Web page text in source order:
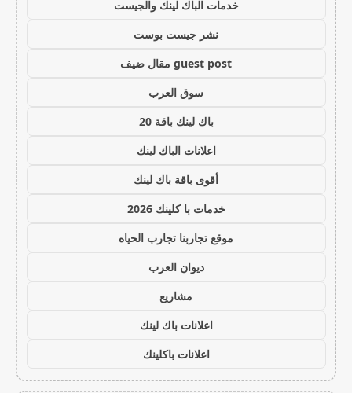
خدمات الباك لينك والجيست
نشر جيست بوست
guest post مقال ضيف
سوق العرب
باك لينك باقة 20
اعلانات الباك لينك
أقوى باقة باك لينك
خدمات با كلينك 2026
موقع تجاربنا تجارب الحياه
ديوان العرب
مشاريع
اعلانات باك لينك
اعلانات باكلينك